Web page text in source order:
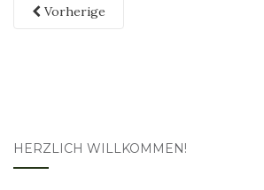
Vorherige
HERZLICH WILLKOMMEN!